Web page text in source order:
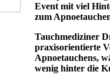
Event mit viel
zum
Tauchmediziner
praxisorientierte
Apnoetauchens,
wenig hinter die